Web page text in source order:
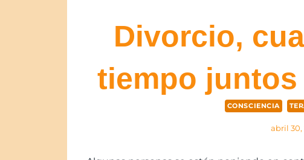
Divorcio,
tiempo
CONSCIENCIA
abril 30,